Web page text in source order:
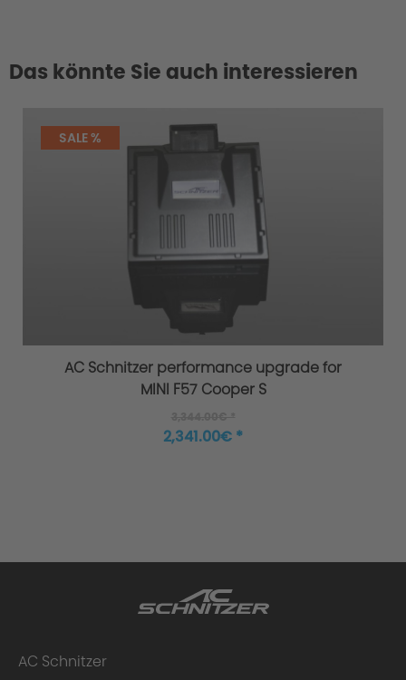
Overload / Overheating Control
Extensively tested
Performance upgrade installed - what
happens to the warranty?
Das könnte Sie auch interessieren
SALE %
AC Schnitzer performance upgrade for
MINI F57 Cooper S
2,341.00€ *
AC Schnitzer